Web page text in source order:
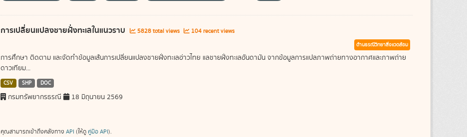
การเปลี่ยนแปลงชายฝั่งทะเลในแนวราบ 5828 total views 104 recent views
ด้านธรณีวิทยาสิ่งแวดล้อม
การศึกษา ติดตาม และจัดทำข้อมูลเส้นการเปลี่ยนแปลงชายฝั่งทะเลอ่าวไทย แลชายฝั่งทะเลอันดามัน จากข้อมูลการแปลภาพถ่ายทางอากาศและภาพถ่าย
ดาวเทียม...
CSV SHP DOC
กรมทรัพยากรธรณี 18 มิถุนายน 2569
คุณสามารถเข้าถึงคลังทาง API (ให้ดู คู่มือ API).